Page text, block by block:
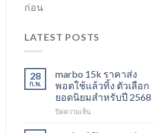
ก่อน
LATEST POSTS
28
ก.พ.
marbo 15k ราคาส่ง
พอตใช้แล้วทิ้ง ตัวเลือก
ยอดนิยมสำหรับปี 2568
ปิดความเห็นบน